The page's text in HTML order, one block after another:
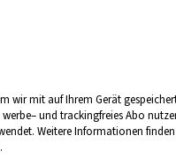
wir mit auf Ihrem Gerät
und trackingfreies Abo
Weitere Informationen finden